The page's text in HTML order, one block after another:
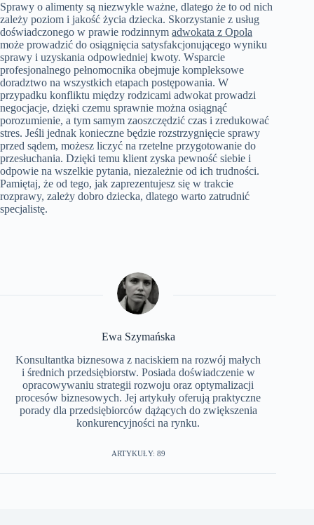
Sprawy o alimenty są niezwykle ważne, dlatego że to od nich
zależy poziom i jakość życia dziecka. Skorzystanie z usług
doświadczonego w prawie rodzinnym adwokata z Opola
może prowadzić do osiągnięcia satysfakcjonującego wyniku
sprawy i uzyskania odpowiedniej kwoty. Wsparcie
profesjonalnego pełnomocnika obejmuje kompleksowe
doradztwo na wszystkich etapach postępowania. W
przypadku konfliktu między rodzicami adwokat prowadzi
negocjacje, dzięki czemu sprawnie można osiągnąć
porozumienie, a tym samym zaoszczędzić czas i zredukować
stres. Jeśli jednak konieczne będzie rozstrzygnięcie sprawy
przed sądem, możesz liczyć na rzetelne przygotowanie do
przesłuchania. Dzięki temu klient zyska pewność siebie i
odpowie na wszelkie pytania, niezależnie od ich trudności.
Pamiętaj, że od tego, jak zaprezentujesz się w trakcie
rozprawy, zależy dobro dziecka, dlatego warto zatrudnić
specjalistę.
Ewa Szymańska
Konsultantka biznesowa z naciskiem na rozwój małych
i średnich przedsiębiorstw. Posiada doświadczenie w
opracowywaniu strategii rozwoju oraz optymalizacji
procesów biznesowych. Jej artykuły oferują praktyczne
porady dla przedsiębiorców dążących do zwiększenia
konkurencyjności na rynku.
ARTYKUŁY: 89